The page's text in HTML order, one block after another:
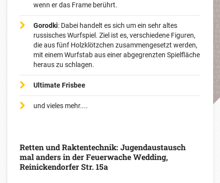
wenn er das Frame berührt.
Gorodki: Dabei handelt es sich um ein sehr altes
russisches Wurfspiel. Ziel ist es, verschiedene Figuren,
die aus fünf Holzklötzchen zusammengesetzt werden,
mit einem Wurfstab aus einer abgegrenzten Spielfläche
heraus zu schlagen.
Ultimate Frisbee
und vieles mehr....
Retten und Raktentechnik: Jugendaustausch
mal anders in der Feuerwache Wedding,
Reinickendorfer Str. 15a